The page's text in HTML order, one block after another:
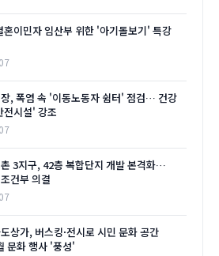
혼이민자 임산부 위한 '아기돌보기' 특강
, 폭염 속 '이동노동자 쉼터' 점검… 건강
전시설' 강조
3지구, 42층 복합단지 개발 본격화…
건부 의결
상가, 버스킹·전시로 시민 문화 공간
문화 행사 '풍성'